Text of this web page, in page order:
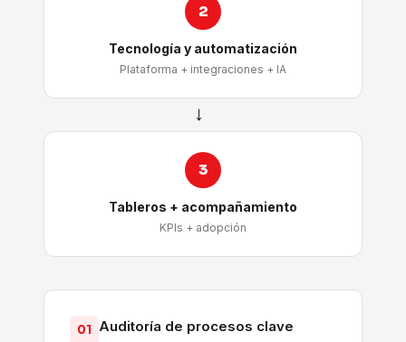
2
Tecnología y automatización
Plataforma + integraciones + IA
→
3
Tableros + acompañamiento
KPIs + adopción
01 Auditoría de procesos clave